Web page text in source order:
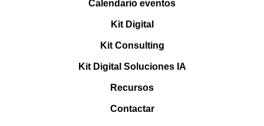
Calendario eventos
Kit Digital
Kit Consulting
Kit Digital Soluciones IA
Recursos
Contactar